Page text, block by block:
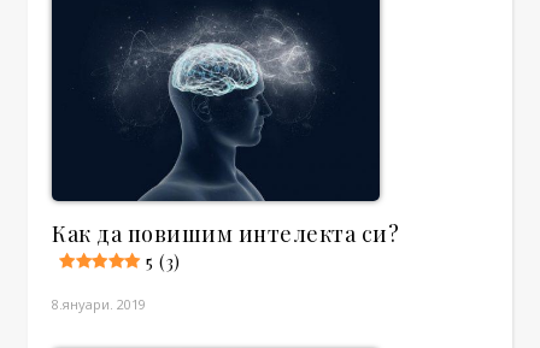
Как да повишим интелекта си?
5 (3)
8.януари. 2019